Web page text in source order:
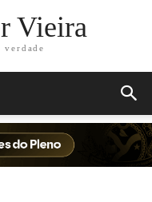
Vieira
verdade